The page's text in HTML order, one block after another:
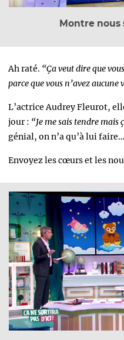
Montre nous
Ah raté. “Ça veut dire que
parce que vous n’avez aucune
L’actrice Audrey Fleurot,
jour : “Je me sais tendre mais
génial, on n’a qu’à lui faire…
Envoyez les cœurs et les